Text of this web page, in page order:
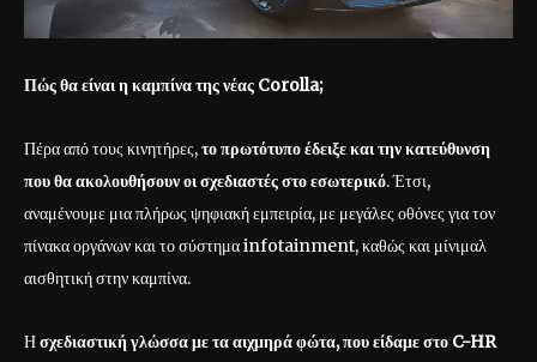
Πώς θα είναι η καμπίνα της νέας Corolla;
Πέρα από τους κινητήρες,το πρωτότυπο έδειξε και την κατεύθυνση
που θα ακολουθήσουν οι σχεδιαστές στο εσωτερικό. Έτσι,
αναμένουμε μια πλήρως ψηφιακή εμπειρία, με μεγάλες οθόνες για τον
πίνακα οργάνων και το σύστημα infotainment, καθώς και μίνιμαλ
αισθητική στην καμπίνα.
Ησχεδιαστική γλώσσα με τα αιχμηρά φώτα, που είδαμε στο C-HR